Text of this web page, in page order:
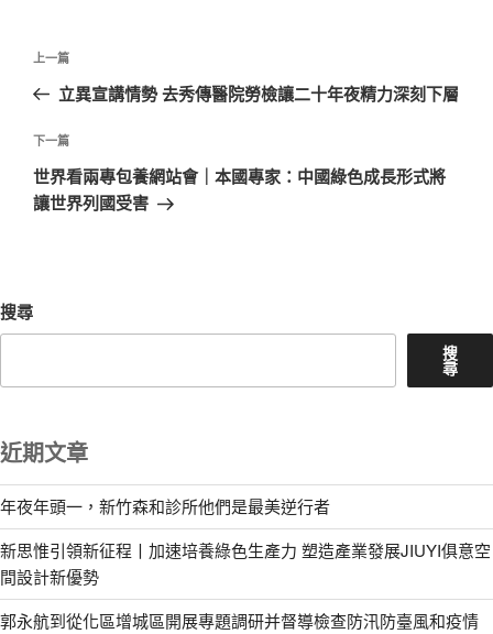
文
導
覽
上
一
文
章
上一篇
立異宣講情勢 去秀傳醫院勞檢讓二十年夜精力深刻下層
下
一
篇
下一篇
世界看兩專包養網站會｜本國專家：中國綠色成長形式將
讓世界列國受害
搜尋
搜
尋
近期文章
年夜年頭一，新竹森和診所他們是最美逆行者
新思惟引領新征程丨加速培養綠色生產力 塑造產業發展JIUYI俱意空
間設計新優勢
郭永航到從化區增城區開展專題調研并督導檢查防汛防臺風和疫情